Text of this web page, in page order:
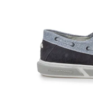
Accessoires
Merken